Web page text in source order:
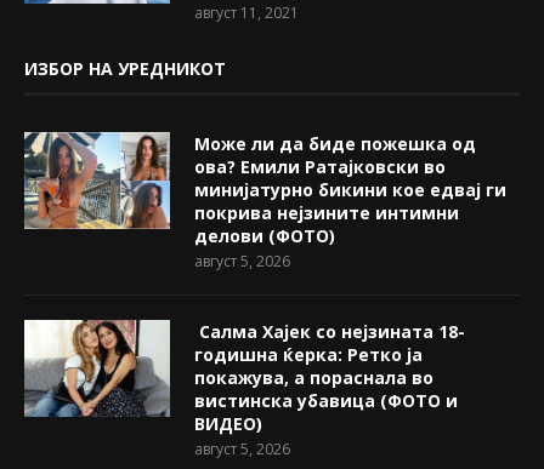
август 11, 2021
ИЗБОР НА УРЕДНИКОТ
Може ли да биде пожешкa од
ова? Емили Ратајковски во
минијатурно бикини кое едвај ги
покрива нејзините интимни
делови (ФОТО)
август 5, 2026
Салма Хајек со нејзината 18-
годишна ќерка: Ретко ја
покажува, a пораснала во
вистинска убавица (ФОТО и
ВИДЕО)
август 5, 2026